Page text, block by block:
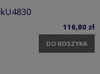
116,80 zł
DO KOSZYKA